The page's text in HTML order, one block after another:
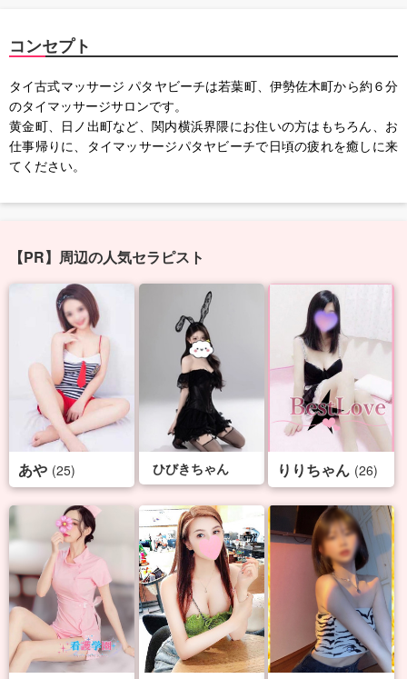
コンセプト
タイ古式マッサージ パタヤビーチは若葉町、伊勢佐木町から約６分
のタイマッサージサロンです。
黄金町、日ノ出町など、関内横浜界隈にお住いの方はもちろん、お
仕事帰りに、タイマッサージパタヤビーチで日頃の疲れを癒しに来
てください。
【PR】周辺の人気セラピスト
あや (25) ひびきちゃん りりちゃん (26)